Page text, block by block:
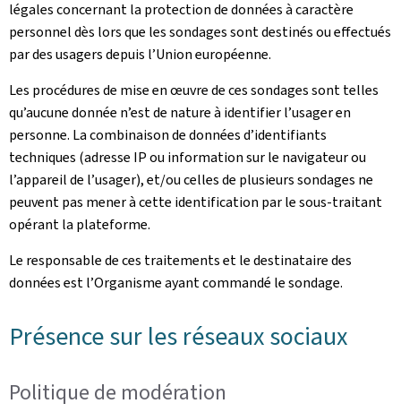
légales concernant la protection de données à caractère
personnel dès lors que les sondages sont destinés ou effectués
par des usagers depuis l’Union européenne.
Les procédures de mise en œuvre de ces sondages sont telles
qu’aucune donnée n’est de nature à identifier l’usager en
personne. La combinaison de données d’identifiants
techniques (adresse IP ou information sur le navigateur ou
l’appareil de l’usager), et/ou celles de plusieurs sondages ne
peuvent pas mener à cette identification par le sous-traitant
opérant la plateforme.
Le responsable de ces traitements et le destinataire des
données est l’Organisme ayant commandé le sondage.
Présence sur les réseaux sociaux
Politique de modération